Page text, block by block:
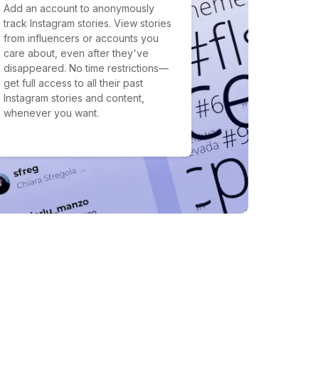
Add an account to anonymously
track Instagram stories. View stories
from influencers or accounts you
care about, even after they've
disappeared. No time restrictions—
get full access to all their past
Instagram stories and content,
whenever you want.